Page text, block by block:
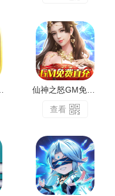
仙神之怒GM免费直充IOS
查看